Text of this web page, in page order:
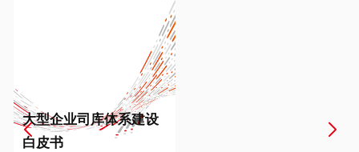
Europe
大型企业司库体系建设
白皮书